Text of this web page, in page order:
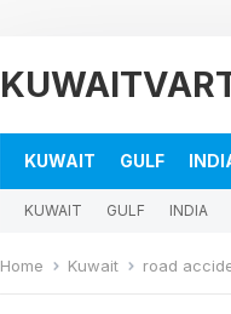
KUWAIT GULF
KUWAIT GULF INDIA
Home Kuwait road